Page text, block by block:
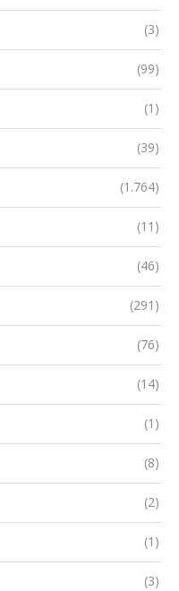
(3)
(99)
(1)
(39)
(1.764)
(11)
(46)
(291)
(76)
(14)
(1)
(8)
(2)
(1)
(3)